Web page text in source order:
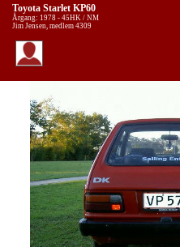
Toyota Starlet KP60
Årgang: 1978 - 45HK / NM
Jim Jensen, medlem 4309